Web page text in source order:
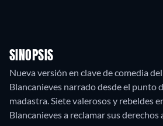
SINOPSIS
Nueva versión en clave de comedia
Blancanieves narrado desde el punto
madastra. Siete valerosos y rebeldes
Blancanieves a reclamar sus derechos